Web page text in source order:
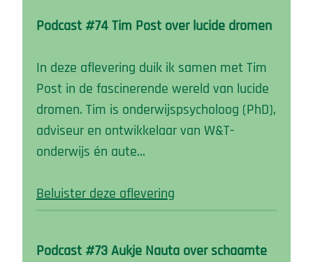
Podcast #74 Tim Post over lucide dromen
In deze aflevering duik ik samen met Tim
Post in de fascinerende wereld van lucide
dromen. Tim is onderwijspsycholoog (PhD),
adviseur en ontwikkelaar van W&T-
onderwijs én aute…
Beluister deze aflevering
Podcast #73 Aukje Nauta over schaamte